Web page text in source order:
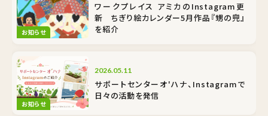
お知らせ
ワークプレイス アミカのInstagram更
新 ちぎり絵カレンダー5月作品『甥の兜』
を紹介
お知らせ
2026.05.11
サポートセンターオ'ハナ、Instagramで
日々の活動を発信